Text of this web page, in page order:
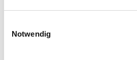
Notwendig
können durch die Wahl von